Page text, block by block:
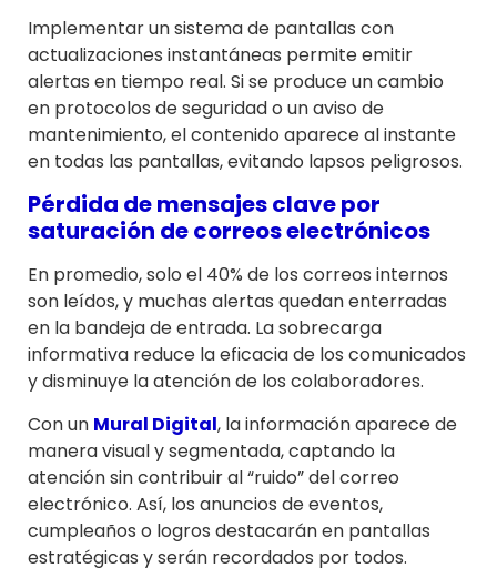
Implementar un sistema de pantallas con
actualizaciones instantáneas permite emitir
alertas en tiempo real. Si se produce un cambio
en protocolos de seguridad o un aviso de
mantenimiento, el contenido aparece al instante
en todas las pantallas, evitando lapsos peligrosos.
Pérdida de mensajes clave por
saturación de correos electrónicos
En promedio, solo el 40% de los correos internos
son leídos, y muchas alertas quedan enterradas
en la bandeja de entrada. La sobrecarga
informativa reduce la eficacia de los comunicados
y disminuye la atención de los colaboradores.
Con un Mural Digital, la información aparece de
manera visual y segmentada, captando la
atención sin contribuir al “ruido” del correo
electrónico. Así, los anuncios de eventos,
cumpleaños o logros destacarán en pantallas
estratégicas y serán recordados por todos.